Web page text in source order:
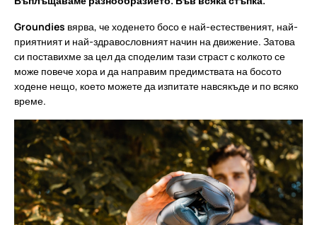
Groundies вярва, че ходенето босо е най-естественият, най-
приятният и най-здравословният начин на движение. Затова
си поставихме за цел да споделим тази страст с колкото се
може повече хора и да направим предимствата на босото
ходене нещо, което можете да изпитате навсякъде и по всяко
време.